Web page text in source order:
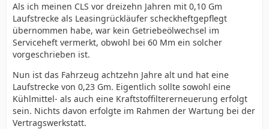
Als ich meinen CLS vor dreizehn Jahren mit 0,10 Gm
Laufstrecke als Leasingrückläufer scheckheftgepflegt
übernommen habe, war kein Getriebeölwechsel im
Serviceheft vermerkt, obwohl bei 60 Mm ein solcher
vorgeschrieben ist.
Nun ist das Fahrzeug achtzehn Jahre alt und hat eine
Laufstrecke von 0,23 Gm. Eigentlich sollte sowohl eine
Kühlmittel- als auch eine Kraftstoffiltererneuerung erfolgt
sein. Nichts davon erfolgte im Rahmen der Wartung bei der
Vertragswerkstatt.